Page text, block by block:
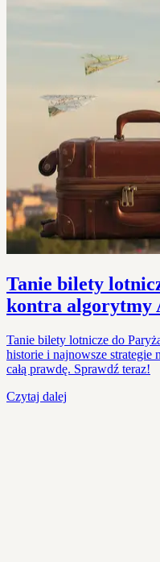
Tanie bilety
kontra algorytmy
Tanie bilety lotnicze do
historie i najnowsze strategie
całą prawdę. Sprawdź teraz!
Czytaj dalej